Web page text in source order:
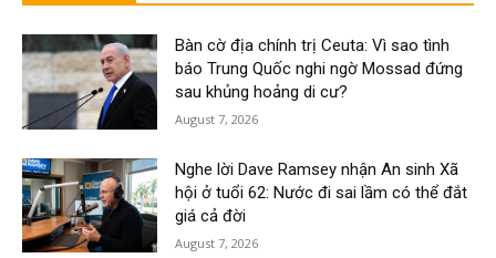
Bàn cờ địa chính trị Ceuta: Vì sao tình
báo Trung Quốc nghi ngờ Mossad đứng
sau khủng hoảng di cư?
August 7, 2026
Nghe lời Dave Ramsey nhận An sinh Xã
hội ở tuổi 62: Nước đi sai lầm có thể đắt
giá cả đời
August 7, 2026